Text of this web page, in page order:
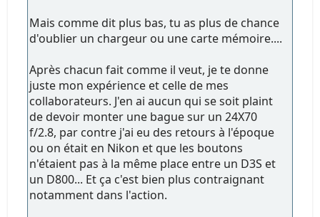
Mais comme dit plus bas, tu as plus de chance
d'oublier un chargeur ou une carte mémoire....
Après chacun fait comme il veut, je te donne
juste mon expérience et celle de mes
collaborateurs. J'en ai aucun qui se soit plaint
de devoir monter une bague sur un 24X70
f/2.8, par contre j'ai eu des retours à l'époque
ou on était en Nikon et que les boutons
n'étaient pas à la même place entre un D3S et
un D800... Et ça c'est bien plus contraignant
notamment dans l'action.